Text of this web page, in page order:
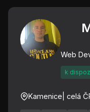
Web
k
Kamenice | celá